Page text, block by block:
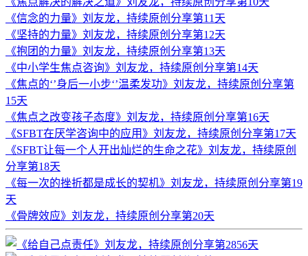
《信念的力量》刘友龙，持续原创分享第11天
《坚持的力量》刘友龙，持续原创分享第12天
《抱团的力量》刘友龙，持续原创分享第13天
《中小学生焦点咨询》刘友龙，持续原创分享第14天
《焦点的‘’身后一小步‘’温柔发功》刘友龙，持续原创分享第
15天
《焦点之改变孩子态度》刘友龙，持续原创分享第16天
《SFBT在厌学咨询中的应用》刘友龙，持续原创分享第17天
《SFBT让每一个人开出灿烂的生命之花》刘友龙，持续原创
分享第18天
《每一次的挫折都是成长的契机》刘友龙，持续原创分享第19
天
《骨牌效应》刘友龙，持续原创分享第20天